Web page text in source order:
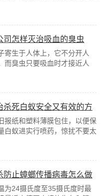
会向提出这样的疑问，喷洒的
我家，挥发的药水对人有毒
司怎样灭治吸血的臭虫
寄生于人体上，它不分开人
而臭虫只要吸血时才接近人
。假如臭虫没有时机遇到人，
温度较低、湿度较大的环境
耐饿6-7个月，以至可达1年
耐饿2个多月。
杀死白蚁安全又有效的方
报纸和塑料薄膜包住，以便保
白蚁进实行喷药，惊扰不要太
样放好，继续诱惑，直到无白
防止蟑螂传播病毒怎么做
为24摄氏度至35摄氏度时最